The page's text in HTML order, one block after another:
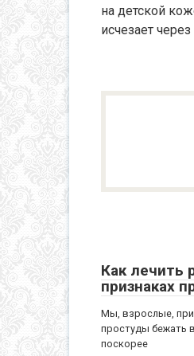
на детской
исчезает
Как лечить
признаках
Мы, взрослые,
простуды бежать
поскорее